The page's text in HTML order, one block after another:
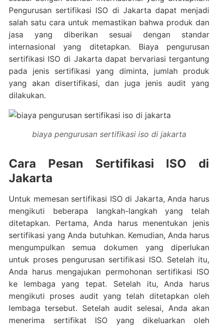
Pengurusan sertifikasi ISO di Jakarta dapat menjadi
salah satu cara untuk memastikan bahwa produk dan
jasa yang diberikan sesuai dengan standar
internasional yang ditetapkan. Biaya pengurusan
sertifikasi ISO di Jakarta dapat bervariasi tergantung
pada jenis sertifikasi yang diminta, jumlah produk
yang akan disertifikasi, dan juga jenis audit yang
dilakukan.
biaya pengurusan sertifikasi iso di jakarta
Cara Pesan Sertifikasi ISO di
Jakarta
Untuk memesan sertifikasi ISO di Jakarta, Anda harus
mengikuti beberapa langkah-langkah yang telah
ditetapkan. Pertama, Anda harus menentukan jenis
sertifikasi yang Anda butuhkan. Kemudian, Anda harus
mengumpulkan semua dokumen yang diperlukan
untuk proses pengurusan sertifikasi ISO. Setelah itu,
Anda harus mengajukan permohonan sertifikasi ISO
ke lembaga yang tepat. Setelah itu, Anda harus
mengikuti proses audit yang telah ditetapkan oleh
lembaga tersebut. Setelah audit selesai, Anda akan
menerima sertifikat ISO yang dikeluarkan oleh